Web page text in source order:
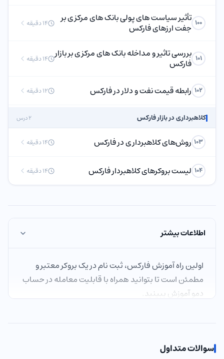
100 تأثیر سیاست های پولی بانک های مرکزی بر
جفت ارزهای فارکس 14 دقیقه
101 بررسی تاثیر و مداخله بانک های مرکزی بر بازار
فارکس 14 دقیقه
102 رابطه قیمت نفت و دلار در فارکس 12 دقیقه
کلاهبرداری در بازار فارکس 2 درس
103 روش‌های کلاهبرداری در فارکس 14 دقیقه
104 لیست بروکرهای کلاهبردار فارکس 14 دقیقه
اطلاعات بیشتر
اولین راه آموزش فارکس، ثبت نام در یک بروکر معتبر و
مطمئن است تا بتوانید همراه با قابلیت معامله در حساب
دمو آموزش ببینید.
معاملات خود را با یک حساب آزمایشی یا دمو انجام دهید.
سوالات متداول